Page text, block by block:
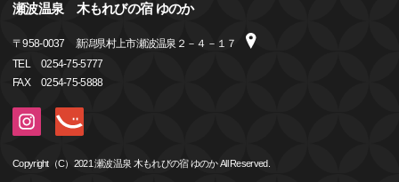
瀬波温泉 木もれびの宿 ゆのか
〒958-0037
新潟県村上市瀬波温泉２－４－１７
TEL
0254-75-5777
FAX
0254-75-5888
Copyright（C）2021 瀬波温泉 木もれびの宿 ゆのか All Reserved.